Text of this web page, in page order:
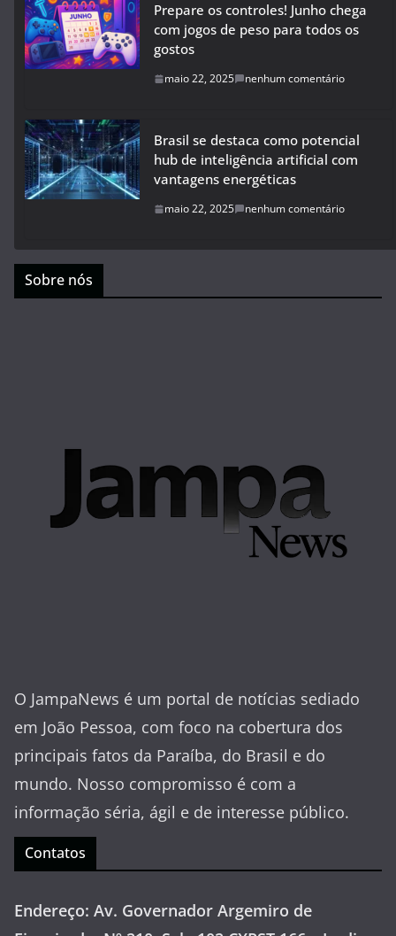
Prepare os controles! Junho chega
com jogos de peso para todos os
gostos
maio 22, 2025 nenhum comentário
Brasil se destaca como potencial
hub de inteligência artificial com
vantagens energéticas
maio 22, 2025 nenhum comentário
Sobre nós
O JampaNews é um portal de notícias sediado
em João Pessoa, com foco na cobertura dos
principais fatos da Paraíba, do Brasil e do
mundo. Nosso compromisso é com a
informação séria, ágil e de interesse público.
Contatos
Endereço: Av. Governador Argemiro de